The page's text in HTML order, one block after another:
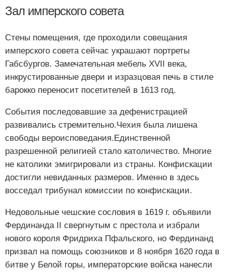
Зал имперского совета
Стены помещения, где проходили совещания
имперского совета сейчас украшают портреты
Габсбургов. Замечательная мебель XVII века,
инкрустированные двери и изразцовая печь в стиле
барокко переносит посетителей в 1613 год.
События последовавшие за дефенистрацией
развивались стремительно.Чехия была лишена
свободы вероисповедания.Единственной
разрешенной религией стало католичество. Многие
не католики эмигрировали из страны. Конфискации
достигли невиданных размеров. Именно в здесь
восседал трибунал комиссии по конфискации.
Недовольные чешские сословия в 1619 г. объявили
Фердинанда II свергнутым с престола и избрали
нового короля Фридриха Пфальского, но Фердинанд
призвал на помощь союзников и 8 ноября 1620 года в
битве у Белой горы, императорские войска нанесли